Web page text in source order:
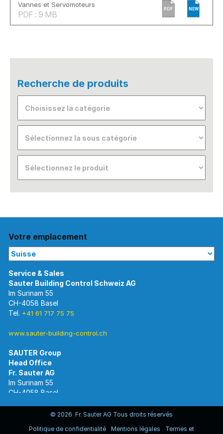
Vannes et Servomoteurs
PDF : 9 MB
PDF NEW
Recherche de produits
Votre emplacement
Im Surinam 55
CH-4058 Basel
Tel. +41 61 717 75 75
www.sauter-building-control.ch
SAUTER Group
Head Office
Im Surinam 55
CH-4058 Basel
www.sauter-controls.com© 2026 Fr. Sauter AG Tous droits réservés
Politique de confidentialité
Mentions légales Termes et